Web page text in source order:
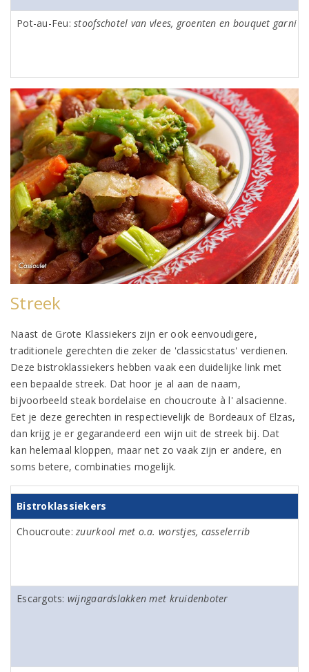
Pot-au-Feu:stoofschotel van vlees, groenten en bouquet garni
Streek
Naast de Grote Klassiekers zijn er ook eenvoudigere,
traditionele gerechten die zeker de 'classicstatus' verdienen.
Deze bistroklassiekers hebben vaak een duidelijke link met
een bepaalde streek. Dat hoor je al aan de naam,
bijvoorbeeld steak bordelaise en choucroute à l' alsacienne.
Eet je deze gerechten in respectievelijk de Bordeaux of Elzas,
dan krijg je er gegarandeerd een wijn uit de streek bij. Dat
kan helemaal kloppen, maar net zo vaak zijn er andere, en
soms betere, combinaties mogelijk.
Bistroklassiekers
Choucroute:zuurkool met o.a. worstjes, casselerrib
Escargots: wijngaardslakken met kruidenboter